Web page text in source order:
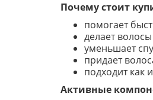
Почему стоит
помогает
делает
уменьшает
придает
подходит как
Активные